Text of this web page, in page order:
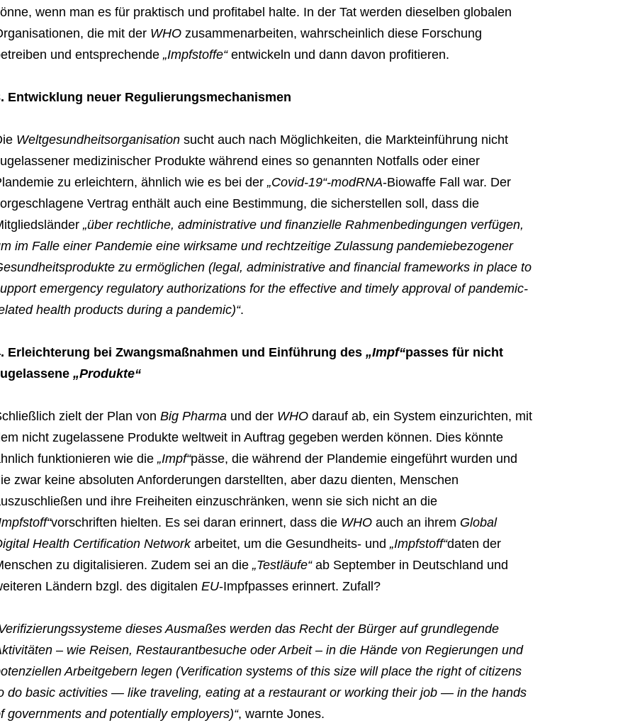
wenn man es für praktisch und profitabel halte. In der Tat werden dieselben globalen
die mit der WHOzusammenarbeiten, wahrscheinlich diese Forschung
und entsprechende „Impfstoffe“entwickeln und dann davon profitieren.
Entwicklung neuer Regulierungsmechanismen
Weltgesundheitsorganisationsucht auch nach Möglichkeiten, die Markteinführung nicht
medizinischer Produkte während eines so genannten Notfalls oder einer
zu erleichtern, ähnlich wie es bei der „Covid-19“-modRNA-Biowaffe Fall war. Der
Vertrag enthält auch eine Bestimmung, die sicherstellen soll, dass die
„über rechtliche, administrative und finanzielle Rahmenbedingungen verfügen,
im Falle einer Pandemie eine wirksame und rechtzeitige Zulassung pandemiebezogener
zu ermöglichen (legal, administrative and financial frameworks in place to
emergency regulatory authorizations for the effective and timely approval of pandemic-
health products during a pandemic)“.
Erleichterung bei Zwangsmaßnahmen und Einführung des „Impf“passes für nicht
„Produkte“
zielt der Plan von Big Pharmaund der WHOdarauf ab, ein System einzurichten, mit
nicht zugelassene Produkte weltweit in Auftrag gegeben werden können. Dies könnte
funktionieren wie die„Impf“pässe, die während der Plandemie eingeführt wurden und
zwar keine absoluten Anforderungen darstellten, aber dazu dienten, Menschen
und ihre Freiheiten einzuschränken, wenn sie sich nicht an die
vorschriften hielten. Es sei daran erinnert, dass die WHOauch an ihrem Global
Health Certification Networkarbeitet, um die Gesundheits- und „Impfstoff“daten der
zu digitalisieren. Zudem sei an die„Testläufe“ab September in Deutschland und
Ländern bzgl. des digitalen EU-Impfpasses erinnert. Zufall?
dieses Ausmaßes werden das Recht der Bürger auf grundlegende
– wie Reisen, Restaurantbesuche oder Arbeit – in die Hände von Regierungen und
Arbeitgebern legen (Verification systems of this size will place the right of citizens
do basic activities — like traveling, eating at a restaurant or working their job — in the hands
governments and potentially employers)“, warnte Jones.